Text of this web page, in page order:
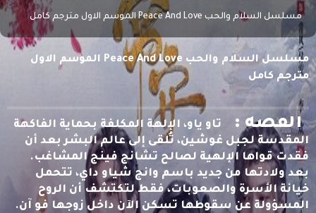
مسلسل السلام والحب Peace And Love الموسم الاول مترجم كامل
مسلسل السلام والحب Peace And Love الموسم الاول
مترجم كامل
القصه :
تاو ياو، الإلهة المكلفة بحماية الفاكهة
المقدسة لجبل غوشين، تُلقى إلى عالم البشر بعد أن
فقدت قواها الإلهية لصالح تشانج فينج المشاغب.
بعد ولادتها من جديد باسم وانج شياو داي، تتحمل
خيانة الأسرة والصعوبات، فقط لتكتشف أن الروح
المسؤولة عن سقوطها تسكن الآن داخل زوجها فو آن.